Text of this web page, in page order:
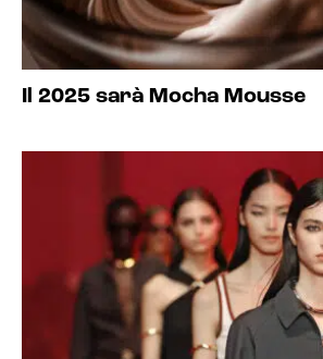
Il 2025 sarà Mocha Mousse